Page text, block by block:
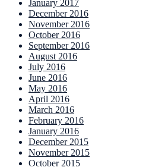
January 2017
December 2016
November 2016
October 2016
September 2016
August 2016
July 2016
June 2016
May 2016
April 2016
March 2016
February 2016
January 2016
December 2015
November 2015
October 2015